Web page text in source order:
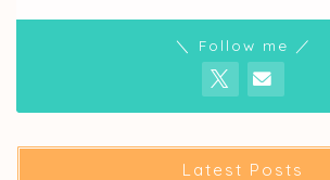
＼ Follow me ／
Latest Posts